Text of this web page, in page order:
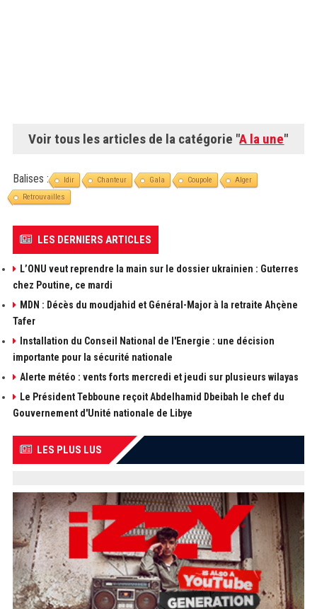
Voir tous les articles de la catégorie "A la une"
Balises : Idir Chanteur Gala Coupole
Alger
Retrouvailles
LES DERNIERS ARTICLES
L’ONU veut reprendre la main sur le dossier ukrainien : Guterres
chez Poutine, ce mardi
MDN : Décès du moudjahid et Général-Major à la retraite Ahçène
Tafer
Installation du Conseil National de l'Energie : une décision
importante pour la sécurité nationale
Alerte météo : vents forts mercredi et jeudi sur plusieurs wilayas
Le Président Tebboune reçoit Abdelhamid Dbeibah le chef du
Gouvernement d'Unité nationale de Libye
LES PLUS LUS